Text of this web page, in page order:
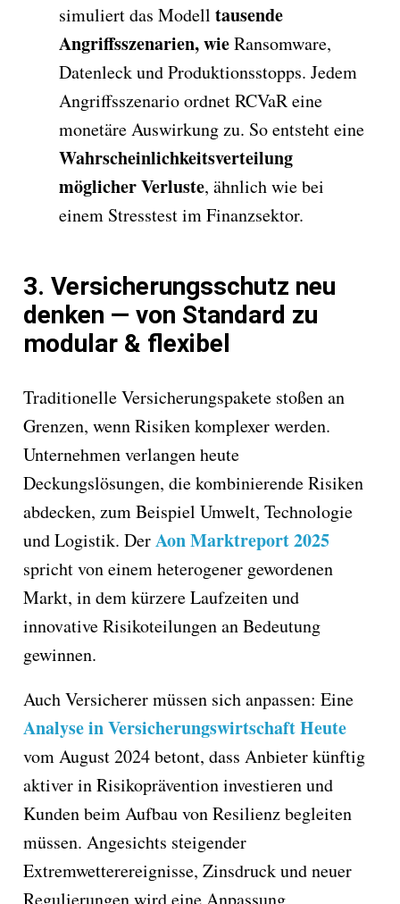
simuliert das Modell tausende
Angriffsszenarien, wieRansomware,
Datenleck und Produktionsstopps. Jedem
Angriffsszenario ordnet RCVaR eine
monetäre Auswirkung zu. So entsteht eine
Wahrscheinlichkeitsverteilung
möglicher Verluste, ähnlich wie bei
einem Stresstest im Finanzsektor.
3. Versicherungsschutz neu
denken — von Standard zu
modular & flexibel
Traditionelle Versicherungspakete stoßen an
Grenzen, wenn Risiken komplexer werden.
Unternehmen verlangen heute
Deckungslösungen, die kombinierende Risiken
abdecken, zum Beispiel Umwelt, Technologie
und Logistik. DerAon Marktreport 2025
spricht von einem heterogener gewordenen
Markt, in dem kürzere Laufzeiten und
innovative Risikoteilungen an Bedeutung
gewinnen.
Auch Versicherer müssen sich anpassen: Eine
Analyse in Versicherungswirtschaft Heute
vom August 2024 betont, dass Anbieter künftig
aktiver in Risikoprävention investieren und
Kunden beim Aufbau von Resilienz begleiten
müssen. Angesichts steigender
Extremwetterereignisse, Zinsdruck und neuer
Regulierungen wird eine Anpassung